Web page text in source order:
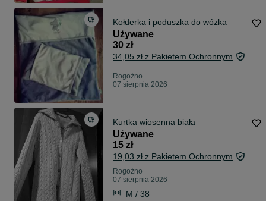
Kołderka i poduszka do wózka
Używane
30 zł
34,05 zł z Pakietem Ochronnym
Rogoźno
07 sierpnia 2026
Kurtka wiosenna biała
Używane
15 zł
19,03 zł z Pakietem Ochronnym
Rogoźno
07 sierpnia 2026
M / 38